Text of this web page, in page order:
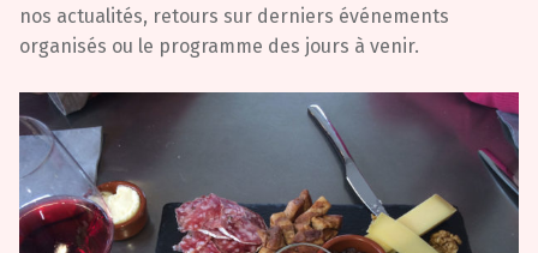
nos actualités, retours sur derniers événements
organisés ou le programme des jours à venir.